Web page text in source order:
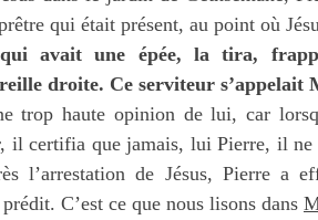
qui était présent, au point où
avait une épée, la tira,
droite. Ce serviteur s’appelait
trop haute opinion de lui, car
il certifia que jamais, lui Pierre, il
l’arrestation de Jésus, Pierre a
C’est ce que nous lisons dans